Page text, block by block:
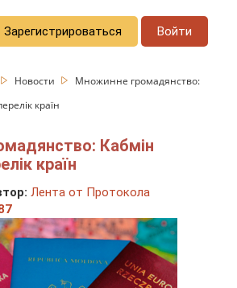
Зарегистрироваться Войти
Новости
Множинне громадянство:
країн
Кабмін
країн
Лента от Протокола